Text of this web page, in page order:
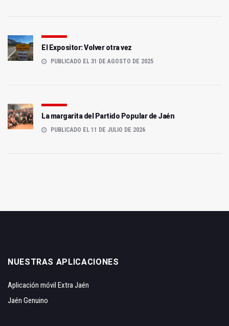
El Expositor: Volver otra vez
PUBLICADO EL 31 DE AGOSTO DE 2025
La margarita del Partido Popular de Jaén
PUBLICADO EL 11 DE JULIO DE 2026
NUESTRAS APLICACIONES
Aplicación móvil Extra Jaén
Jaén Genuino